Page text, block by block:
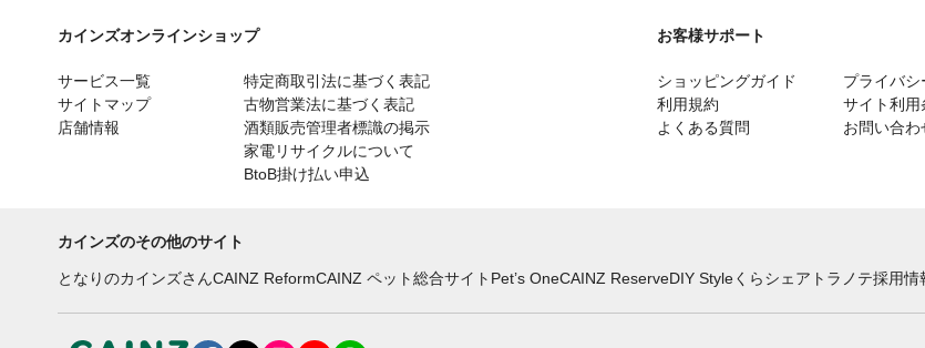
カインズオンラインショップ
サービス一覧
サイトマップ
店舗情報
特定商取引法に基づく表記
古物営業法に基づく表記
酒類販売管理者標識の掲示
家電リサイクルについて
BtoB掛け払い申込
お客様サポート
ショッピングガイド
利用規約
よくある質問
プライバシ
サイト利用
お問い合わ
カインズのその他のサイト
となりのカインズさんCAINZ ReformCAINZ ペット総合サイト Pet’s OneCAINZ ReserveDIY Styleくらシェア トラノテ採用情